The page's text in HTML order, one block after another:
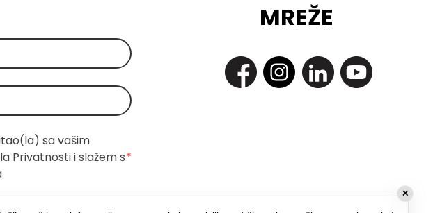
sa vašim
Privatnosti i slažem s *
MREŽE
✕